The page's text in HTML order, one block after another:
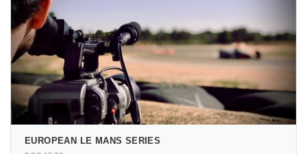
EUROPEAN LE MANS SERIES